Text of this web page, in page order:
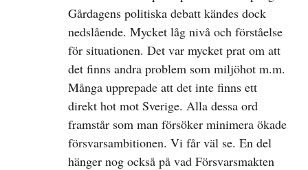
Gårdagens politiska debatt kändes dock
nedslående. Mycket låg nivå och förståelse
för situationen. Det var mycket prat om att
det finns andra problem som miljöhot m.m.
Många upprepade att det inte finns ett
direkt hot mot Sverige. Alla dessa ord
framstår som man försöker minimera ökade
försvarsambitionen. Vi får väl se. En del
hänger nog också på vad Försvarsmakten